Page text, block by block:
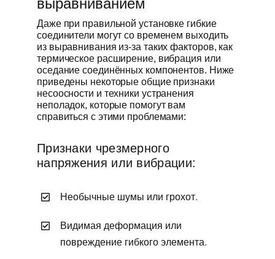
выравниванием
Даже при правильной установке гибкие
соединители могут со временем выходить
из выравнивания из-за таких факторов, как
термическое расширение, вибрация или
оседание соединённых компонентов. Ниже
приведены некоторые общие признаки
несоосности и техники устранения
неполадок, которые помогут вам
справиться с этими проблемами:
Признаки чрезмерного
напряжения или вибрации:
Необычные шумы или грохот.
Видимая деформация или
повреждение гибкого элемента.